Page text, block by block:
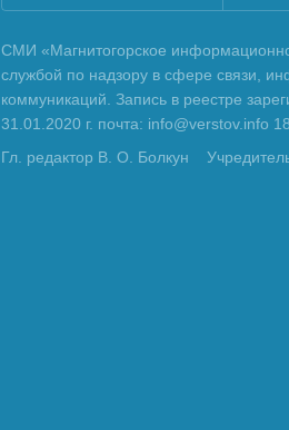
СМИ «Магнитогорское
службой по надзору в сфере связи,
коммуникаций. Запись в реестре
31.01.2020 г. почта: info@verstov.info
Гл. редактор В. О. Болкун